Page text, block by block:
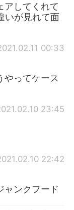
アしてくれて
いが見れて面
00:33
やってケース
23:45
22:42
ャンクフード